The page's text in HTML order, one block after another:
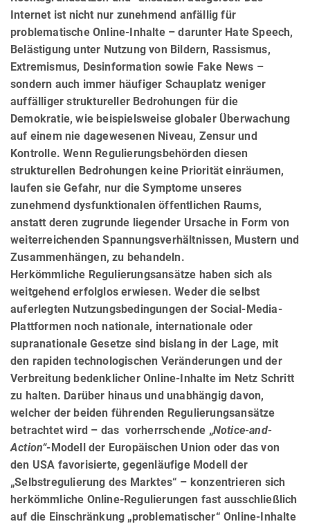
Internet ist nicht nur zunehmend anfällig für
problematische Online-Inhalte – darunter Hate Speech,
Belästigung unter Nutzung von Bildern, Rassismus,
Extremismus, Des­infor­ma­tion sowie Fake News –
sondern auch immer häufiger Schauplatz weniger
auffälliger struktureller Be­dro­hungen für die
Demokratie, wie beispielsweise globaler Überwachung
auf einem nie dagewesenen Niveau, Zensur und
Kontrolle. Wenn Regulierungsbehörden diesen
strukturellen Bedrohungen keine Priorität einräumen,
laufen sie Gefahr, nur die Symptome unseres
zunehmend dysfunktionalen öffentlichen Raums,
anstatt deren zugrunde liegender Ursache in Form von
weiterreichenden Spannungsverhältnissen, Mustern und
Zusammenhängen, zu behandeln.
Herkömmliche Regulierungsansätze haben sich als
weitgehend erfolglos erwiesen. Weder die selbst
auferlegten Nutzungsbedingungen der Social-Media-
Plattformen noch nationale, internationale oder
supranationale Gesetze sind bislang in der Lage, mit
den rapiden technologischen Veränderungen und der
Verbreitung bedenklicher Online-Inhalte im Netz Schritt
zu halten. Darüber hinaus und unabhängig davon,
welcher der beiden führenden Regulierungsansätze
betrachtet wird – das vorherrschende „Notice-and-
Action“-Modell der Europäischen Union oder das von
den USA favorisierte, gegenläufige Modell der
„Selbstregulierung des Marktes“ – konzentrieren sich
herkömmliche Online-Regulierungen fast ausschließlich
auf die Einschränkung „problematischer“ Online-Inhalte